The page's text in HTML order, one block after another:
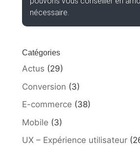
nécessaire.
Catégories
Actus (29)
Conversion (3)
E-commerce (38)
Mobile (3)
UX – Expérience utilisateur